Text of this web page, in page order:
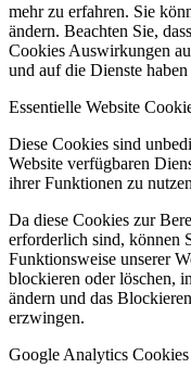
mehr zu erfahren. Sie
ändern. Beachten Sie,
Cookies Auswirkungen
und auf die Dienste
Essentielle Website
Diese Cookies sind
Website verfügbaren
ihrer Funktionen zu
Da diese Cookies zur
erforderlich sind, können
Funktionsweise unserer
blockieren oder löschen,
ändern und das
erzwingen.
Google Analytics Cookies